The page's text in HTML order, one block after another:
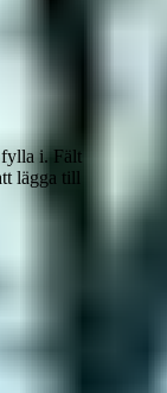
i. Fält
lägga till